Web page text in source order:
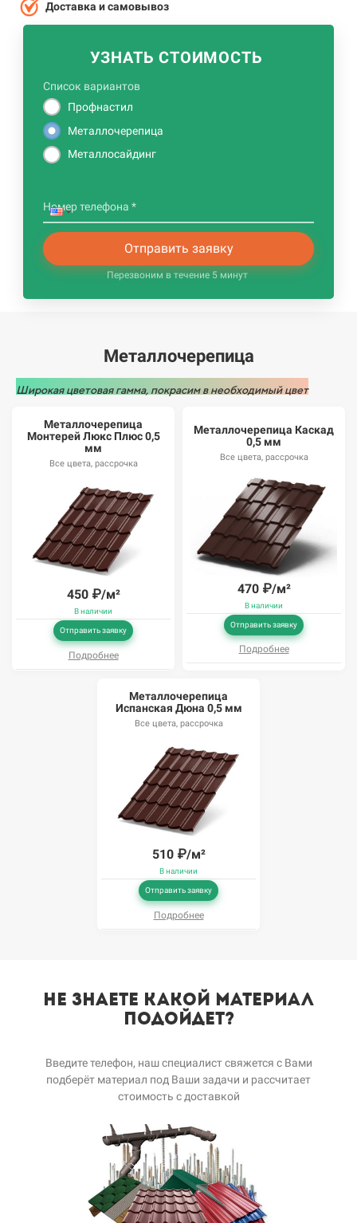
Доставка и самовывоз
УЗНАТЬ СТОИМОСТЬ
Список вариантов
Профнастил
Металлочерепица
Металлосайдинг
Номер телефона *
Отправить заявку
Перезвоним в течение 5 минут
Металлочерепица
Широкая цветовая гамма, покрасим в необходимый цвет
Металлочерепица
Монтерей Люкс Плюс 0,5
мм
Все цвета, рассрочка
450₽/м²
В наличии
Отправить заявку
Подробнее
Металлочерепица Каскад
0,5 мм
Все цвета, рассрочка
470₽/м²
В наличии
Отправить заявку
Подробнее
Металлочерепица
Испанская Дюна 0,5 мм
Все цвета, рассрочка
510₽/м²
В наличии
Отправить заявку
Подробнее
Не знаете какой Материал
подойдет?
Введите телефон, наш специалист свяжется с Вами
подберёт материал под Ваши задачи и рассчитает
стоимость с доставкой